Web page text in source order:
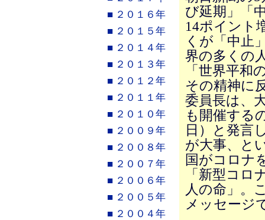
■ ２０１６年
■ ２０１５年
■ ２０１４年
■ ２０１３年
■ ２０１２年
■ ２０１１年
■ ２０１０年
■ ２００９年
■ ２００８年
■ ２００７年
■ ２００６年
■ ２００５年
■ ２００４年
び延期」「
14ポイント
くが「中止
界の多くの
「世界平和
その精神に
委員長は、
も開催する
日）と発言
が大事、と
国がコロナ
「新型コロ
人の命」。
メッセージ